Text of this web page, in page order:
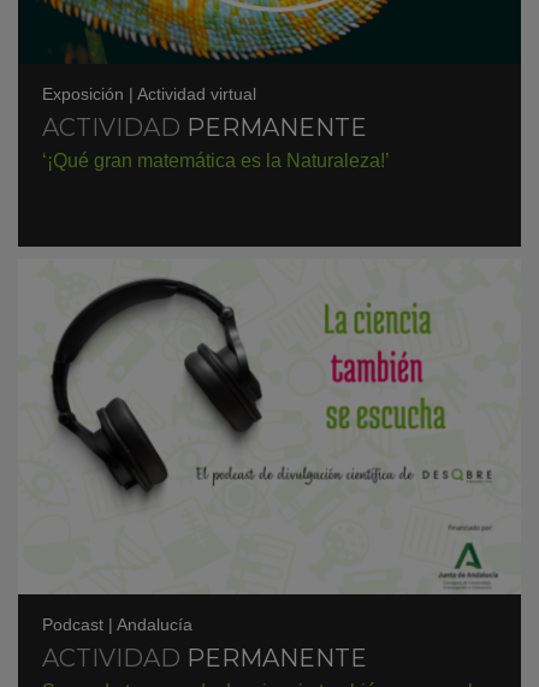
Exposición | Actividad virtual
ACTIVIDAD PERMANENTE
‘¡Qué gran matemática es la Naturaleza!’
Podcast | Andalucía
ACTIVIDAD PERMANENTE